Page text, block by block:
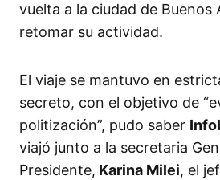
vuelta a la ciudad de Buenos
retomar su actividad.
El viaje se mantuvo en
secreto, con el objetivo de
politización”, pudo saber
viajó junto a la secretaria
Presidente, Karina Milei, el